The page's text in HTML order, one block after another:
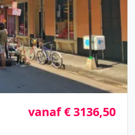
vanaf € 3136,50